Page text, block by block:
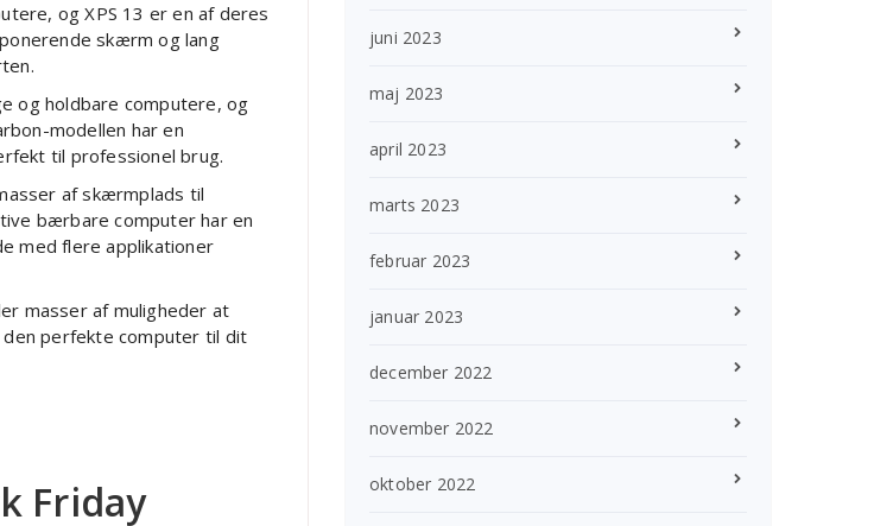
og XPS 13 er en af deres
skærm og lang
og holdbare computere, og
modellen har en
til professionel brug.
af skærmplads til
bærbare computer har en
med flere applikationer
masser af muligheder at
den perfekte computer til dit
Friday
juni 2023
maj 2023
april 2023
marts 2023
februar 2023
januar 2023
december 2022
november 2022
oktober 2022